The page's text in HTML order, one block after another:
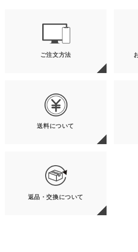
ご注文方法
送料について
返品・交換について